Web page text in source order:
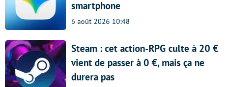
smartphone
6 août 2026 10:48
Steam : cet action-RPG culte à 20 €
vient de passer à 0 €, mais ça ne
durera pas